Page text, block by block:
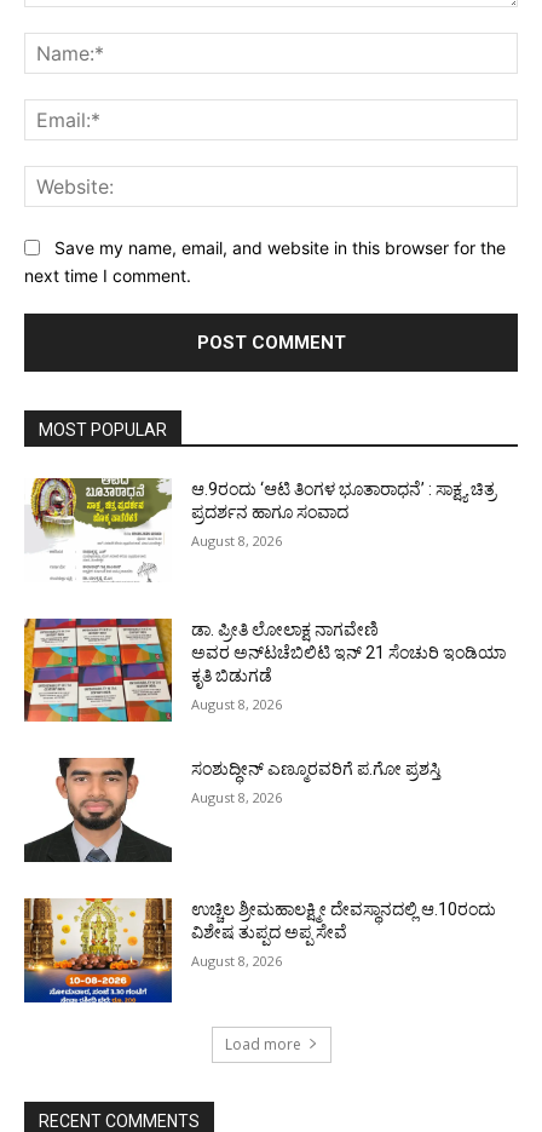
Save my name, email, and website in this browser for the
next time I comment.
MOST POPULAR
ಆ.9ರಂದು ‘ಆಟಿ ತಿಂಗಳ ಭೂತಾರಾಧನೆ’ : ಸಾಕ್ಷ್ಯ ಚಿತ್ರ
ಪ್ರದರ್ಶನ ಹಾಗೂ ಸಂವಾದ
August 8, 2026
ಡಾ. ಪ್ರೀತಿ ಲೋಲಾಕ್ಷ ನಾಗವೇಣಿ
ಅವರ ಅನ್‌ಟಚೆಬಿಲಿಟಿ ಇನ್ 21 ಸೆಂಚುರಿ ಇಂಡಿಯಾ
ಕೃತಿ ಬಿಡುಗಡೆ
August 8, 2026
ಸಂಶುದ್ಧೀನ್ ಎಣ್ಮೂರವರಿಗೆ ಪ.ಗೋ ಪ್ರಶಸ್ತಿ
August 8, 2026
ಉಚ್ಚಿಲ ಶ್ರೀಮಹಾಲಕ್ಷ್ಮೀ ದೇವಸ್ಥಾನದಲ್ಲಿ ಆ.10ರಂದು
ವಿಶೇಷ ತುಪ್ಪದ ಅಪ್ಪ ಸೇವೆ
August 8, 2026
Load more
RECENT COMMENTS